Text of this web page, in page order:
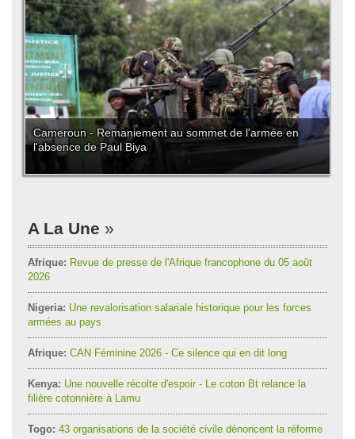
Cameroun - Remaniement au sommet de l'armée en
l'absence de Paul Biya
A La Une
Afrique: Revue de presse de l'Afrique francophone du 05 août
2026
Nigeria: Une revalorisation salariale historique pour les forces
armées au pays
Afrique: CAN Féminine 2026 - Ce silence qui en dit long
Kenya: Une nouvelle récolte d'espoir - Le coton Bt relance la
filière cotonnière à Lamu
Togo: 43 organisations de la société civile dénoncent la réforme